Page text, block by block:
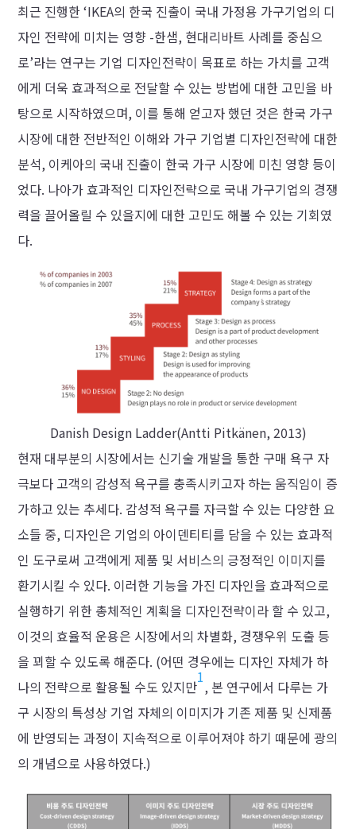
최근 진행한 ‘IKEA의 한국 진출이 국내 가정용 가구기업의 디
자인 전략에 미치는 영향 -한샘, 현대리바트 사례를 중심으
로’라는 연구는 기업 디자인전략이 목표로 하는 가치를 고객
에게 더욱 효과적으로 전달할 수 있는 방법에 대한 고민을 바
탕으로 시작하였으며, 이를 통해 얻고자 했던 것은 한국 가구
시장에 대한 전반적인 이해와 가구 기업별 디자인전략에 대한
분석, 이케아의 국내 진출이 한국 가구 시장에 미친 영향 등이
었다. 나아가 효과적인 디자인전략으로 국내 가구기업의 경쟁
력을 끌어올릴 수 있을지에 대한 고민도 해볼 수 있는 기회였
다.
Danish Design Ladder(Antti Pitkänen, 2013)
현재 대부분의 시장에서는 신기술 개발을 통한 구매 욕구 자
극보다 고객의 감성적 욕구를 충족시키고자 하는 움직임이 증
가하고 있는 추세다. 감성적 욕구를 자극할 수 있는 다양한 요
소들 중, 디자인은 기업의 아이덴티티를 담을 수 있는 효과적
인 도구로써 고객에게 제품 및 서비스의 긍정적인 이미지를
환기시킬 수 있다. 이러한 기능을 가진 디자인을 효과적으로
실행하기 위한 총체적인 계획을 디자인전략이라 할 수 있고,
이것의 효율적 운용은 시장에서의 차별화, 경쟁우위 도출 등
을 꾀할 수 있도록 해준다. (어떤 경우에는 디자인 자체가 하
나의 전략으로 활용될 수도 있지만
1
, 본 연구에서 다루는 가
구 시장의 특성상 기업 자체의 이미지가 기존 제품 및 신제품
에 반영되는 과정이 지속적으로 이루어져야 하기 때문에 광의
의 개념으로 사용하였다.)